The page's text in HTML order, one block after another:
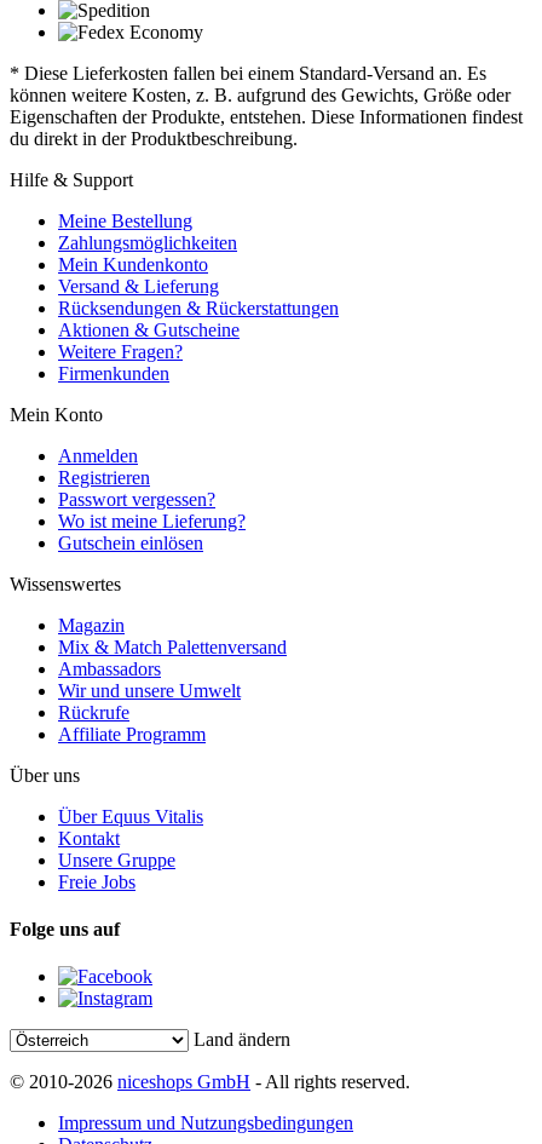
* Diese Lieferkosten fallen bei einem Standard-Versand an. Es
können weitere Kosten, z. B. aufgrund des Gewichts, Größe oder
Eigenschaften der Produkte, entstehen. Diese Informationen findest
du direkt in der Produktbeschreibung.
Hilfe & Support
Meine Bestellung
Zahlungsmöglichkeiten
Mein Kundenkonto
Versand & Lieferung
Rücksendungen & Rückerstattungen
Aktionen & Gutscheine
Weitere Fragen?
Firmenkunden
Mein Konto
Anmelden
Registrieren
Passwort vergessen?
Wo ist meine Lieferung?
Gutschein einlösen
Wissenswertes
Magazin
Mix & Match Palettenversand
Ambassadors
Wir und unsere Umwelt
Rückrufe
Affiliate Programm
Über uns
Über Equus Vitalis
Kontakt
Unsere Gruppe
Freie Jobs
Folge uns auf
Land ändern
© 2010-2026 niceshops GmbH - All rights reserved.
Impressum und Nutzungsbedingungen